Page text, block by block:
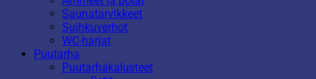
Saunatarvikkeet
Suihkuverhot
WC-harjat
Puutarha
Puutarhakalusteet